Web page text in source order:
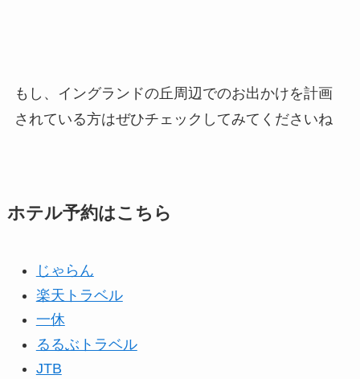
もし、イングランドの丘周辺でのお出かけを計画
されている方はぜひチェックしてみてくださいね
ホテル予約はこちら
じゃらん
楽天トラベル
一休
るるぶトラベル
JTB